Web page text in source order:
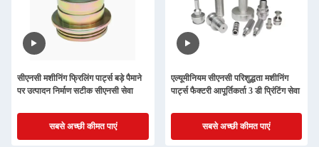
सीएनसी मशीनिंग फ्रिलिंग पार्ट्स बड़े पैमाने
पर उत्पादन निर्माण सटीक सीएनसी सेवा
सबसे अच्छी कीमत पाएं
एल्यूमीनियम सीएनसी परिशुद्धता मशीनिंग
पार्ट्स फैक्टरी आपूर्तिकर्ता 3 डी प्रिंटिंग सेवा
सबसे अच्छी कीमत पाएं